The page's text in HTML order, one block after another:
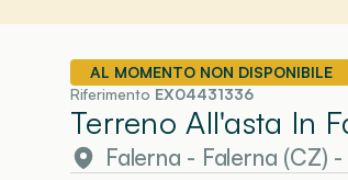
AL MOMENTO NON DISPONIBILE
Riferimento EX04431336
Terreno All'asta In
Falerna - Falerna (CZ) -